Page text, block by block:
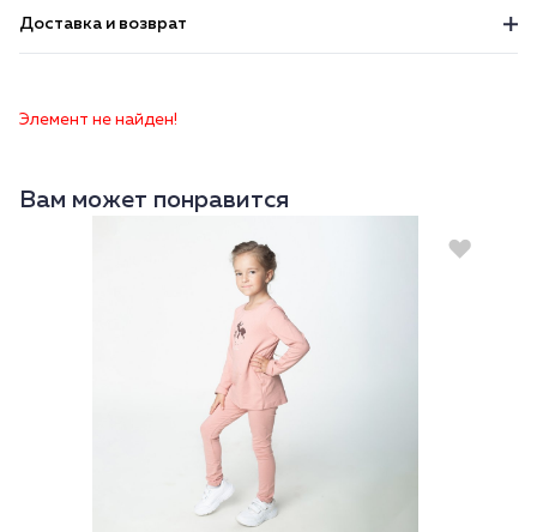
Доставка и возврат
Элемент не найден!
Вам может понравится